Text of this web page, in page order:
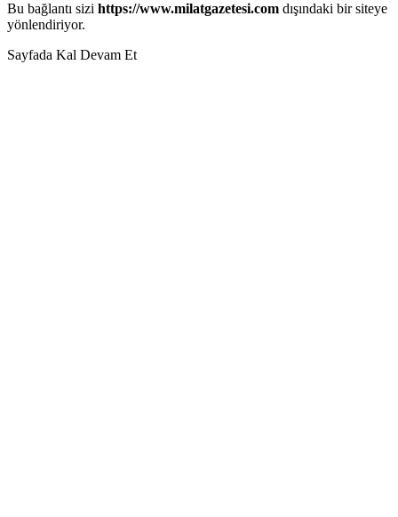
Bu bağlantı sizi https://www.milatgazetesi.com dışındaki bir siteye
yönlendiriyor.
Sayfada Kal Devam Et